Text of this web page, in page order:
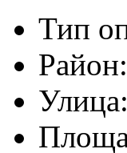
Тип
Район:
Улица: